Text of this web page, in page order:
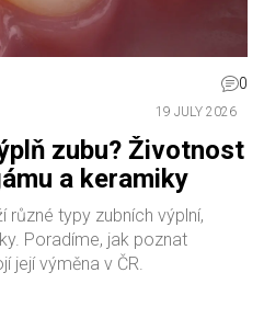
0
19 JULY 2026
zubu? Životnost
a keramiky
různé typy zubních výplní,
Poradíme, jak poznat
její výměna v ČR.